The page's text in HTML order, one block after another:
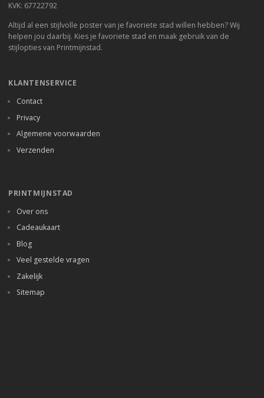
KVK: 67722792
Altijd al een stijlvolle poster van je favoriete stad willen hebben? Wij
helpen jou daarbij. Kies je favoriete stad en maak gebruik van de
stijlopties van Printmijnstad.
KLANTENSERVICE
Contact
Privacy
Algemene voorwaarden
Verzenden
PRINTMIJNSTAD
Over ons
Cadeaukaart
Blog
Veel gestelde vragen
Zakelijk
Sitemap